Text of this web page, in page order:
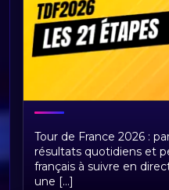
Tour de France
étapes et replays
Tour de France 2026 :
résultats quotidiens et
français à suivre en
une [...]